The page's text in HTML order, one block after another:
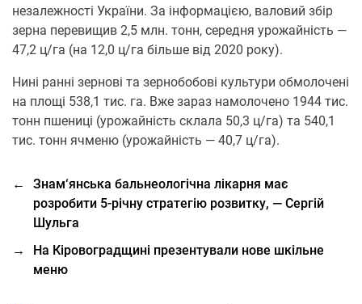
незалежності України. За інформацією, валовий збір
зерна перевищив 2,5 млн. тонн, середня урожайність —
47,2 ц/га (на 12,0 ц/га більше від 2020 року).
Нині ранні зернові та зернобобові культури обмолочені
на площі 538,1 тис. га. Вже зараз намолочено 1944 тис.
тонн пшениці (урожайність склала 50,3 ц/га) та 540,1
тис. тонн ячменю (урожайність — 40,7 ц/га).
←
Знам‘янська бальнеологічна лікарня має
розробити 5-річну стратегію розвитку, — Сергій
Шульга
→
На Кіровоградщині презентували нове шкільне
меню